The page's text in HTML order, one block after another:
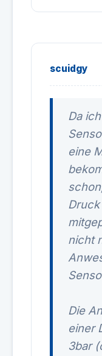
scuidgy
Da
eine
nicht
Die
einer
3bar